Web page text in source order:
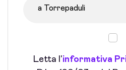
Letta l'informativa